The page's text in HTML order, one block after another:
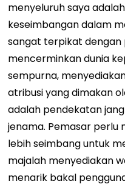
menyeluruh saya
keseimbangan dalam
sangat terpikat dengan
mencerminkan dunia
sempurna,
atribusi yang dimakan
adalah pendekatan
jenama. Pemasar
lebih seimbang untuk
majalah menyediakan
menarik bakal